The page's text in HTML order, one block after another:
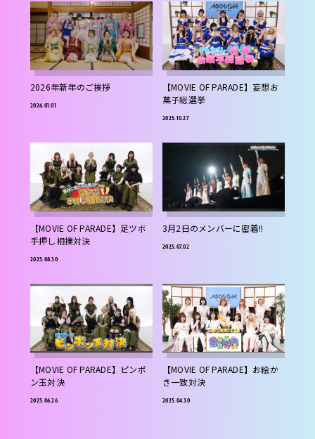
2026年新年のご挨拶
2026.01.01
【MOVIE OF PARADE】妄想お
菓子総選挙
2025.10.27
【MOVIE OF PARADE】足ツボ
手押し相撲対決
2025.08.30
3月2日のメンバーに密着!!
2025.07.02
【MOVIE OF PARADE】ピンポ
ン玉対決
2025.06.26
【MOVIE OF PARADE】お絵か
き一致対決
2025.04.30